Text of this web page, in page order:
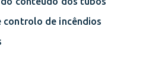
controlo de incêndios